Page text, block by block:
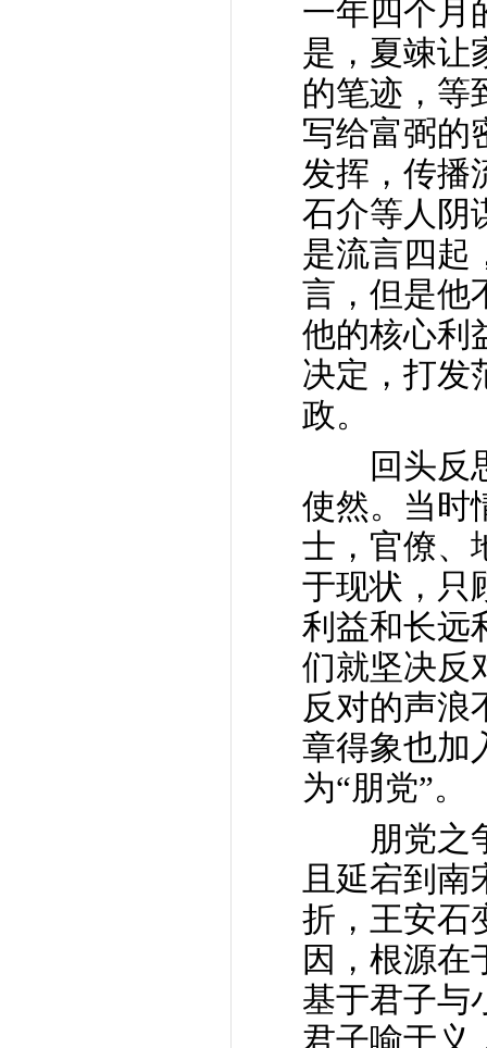
一年四个月
是，夏竦让
的笔迹，等
写给富弼的
发挥，传播
石介等人阴
是流言四起
言，但是他
他的核心利
决定，打发
政。
回头反思
使然。当时
士，官僚、
于现状，只
利益和长远
们就坚决反
反对的声浪
章得象也加
为“朋党”。
朋党之争
且延宕到
折，王安石
因，根源在
基于君子与
君子喻于义